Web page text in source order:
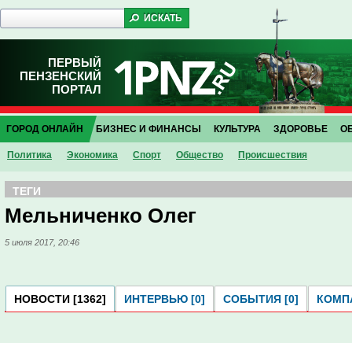
ПЕРВЫЙ
ПЕНЗЕНСКИЙ
ПОРТАЛ
ГОРОД ОНЛАЙН
Политика Экономика Спорт Общество Проиcшествия
БИЗНЕС И ФИНАНСЫ КУЛЬТУРА ЗДОРОВЬЕ
ТЕГИ
Мельниченко Олег
5 июля 2017, 20:46
НОВОСТИ [1362] ИНТЕРВЬЮ [0] СОБЫТИЯ [0]